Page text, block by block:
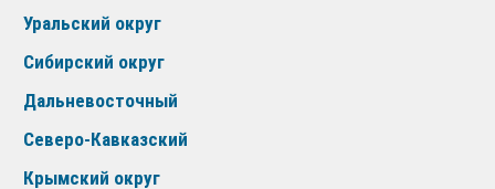
Уральский округ
Сибирский округ
Дальневосточный
Северо-Кавказский
Крымский округ